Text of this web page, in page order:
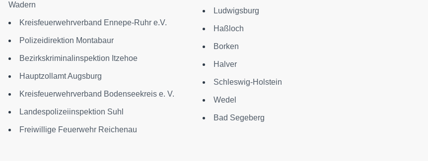
Wadern
Kreisfeuerwehrverband Ennepe-Ruhr e.V.
Polizeidirektion Montabaur
Bezirkskriminalinspektion Itzehoe
Hauptzollamt Augsburg
Kreisfeuerwehrverband Bodenseekreis e. V.
Landespolizeiinspektion Suhl
Freiwillige Feuerwehr Reichenau
Ludwigsburg
Haßloch
Borken
Halver
Schleswig-Holstein
Wedel
Bad Segeberg